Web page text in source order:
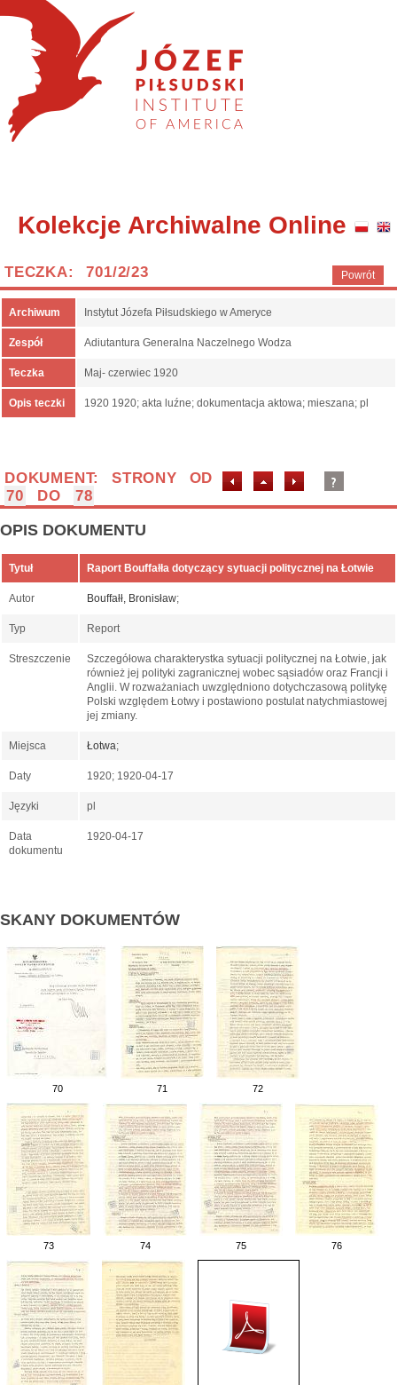
Kolekcje Archiwalne Online
Powrót
TECZKA: 701/2/23
Archiwum Instytut Józefa Piłsudskiego w Ameryce
Zespół Adiutantura Generalna Naczelnego Wodza
Teczka Maj- czerwiec 1920
Opis teczki 1920 1920; akta luźne; dokumentacja aktowa; mieszana; pl
DOKUMENT: STRONY OD
70
DO 78
OPIS DOKUMENTU
Tytuł Raport Bouffałła dotyczący sytuacji politycznej na Łotwie
Autor Bouffałł, Bronisław;
Typ Report
Streszczenie
Szczegółowa charakterystka sytuacji politycznej na Łotwie, jak
również jej polityki zagranicznej wobec sąsiadów oraz Francji i
Anglii. W rozważaniach uwzględniono dotychczasową politykę
Polski względem Łotwy i postawiono postulat natychmiastowej
jej zmiany.
Miejsca Łotwa;
Daty 1920; 1920-04-17
Języki pl
Data
dokumentu
1920-04-17
SKANY DOKUMENTÓW
70 71 72
73 74 75 76